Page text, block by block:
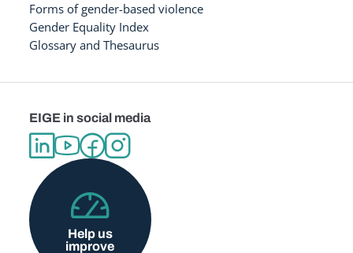
Forms of gender-based violence
Gender Equality Index
Glossary and Thesaurus
EIGE in social media
Help us
improve